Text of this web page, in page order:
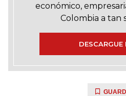
económico,
Colombia a tan
DESCARGUE